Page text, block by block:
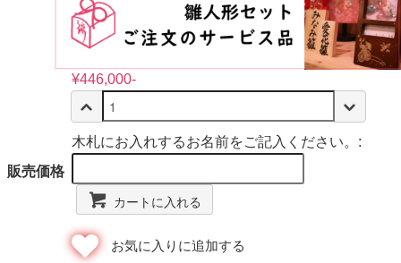
販売価格
¥446,000-
木札にお入れするお名前をご記入ください。:
カートに入れる
お気に入りに追加する